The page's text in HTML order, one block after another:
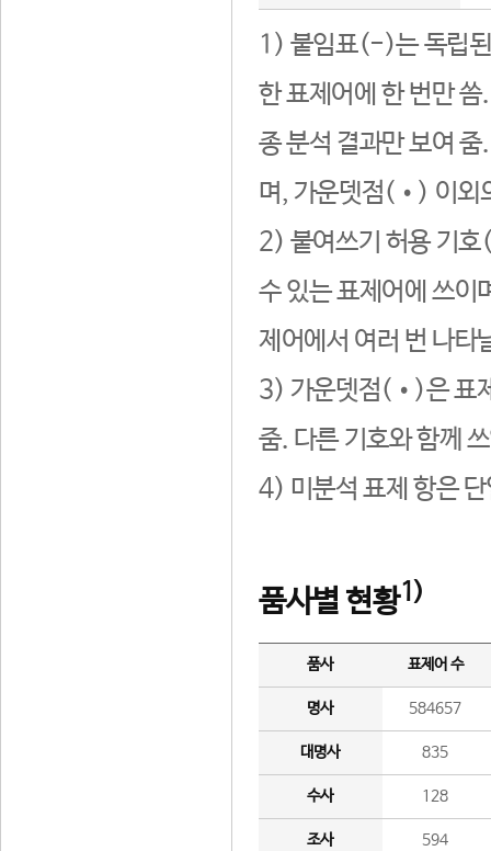
1) 붙임표(-)는 독립된
한 표제어에 한 번만
종 분석 결과만 보여
며, 가운뎃점(•) 이외
2) 붙여쓰기 허용 기호
수 있는 표제어에 쓰이
제어에서 여러 번 나타
3) 가운뎃점(•)은 표
줌. 다른 기호와 함께
4) 미분석 표제 항은
품사별 현황1)
품사 표제어 수
명사 584657
대명사 835
수사 128
조사 594